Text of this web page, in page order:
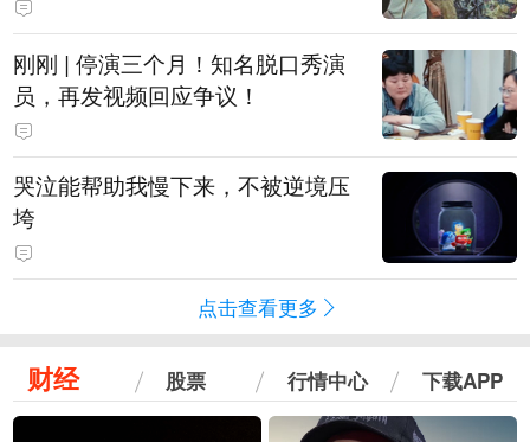
刚刚 | 停演三个月！知名脱口秀演
员，再发视频回应争议！
哭泣能帮助我慢下来，不被逆境压
垮
点击查看更多
财经 股票 行情中心 下载APP